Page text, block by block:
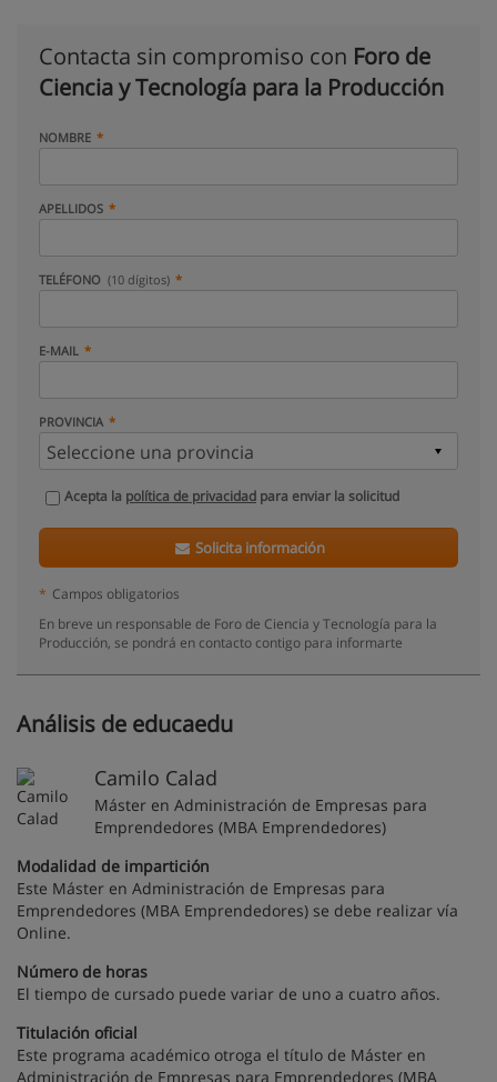
Contacta sin compromiso con Foro de
Ciencia y Tecnología para la Producción
NOMBRE
APELLIDOS
TELÉFONO (10 dígitos)
E-MAIL
PROVINCIA
Acepta la política de privacidad para enviar la solicitud
Solicita información
* Campos obligatorios
En breve un responsable de Foro de Ciencia y Tecnología para la
Producción, se pondrá en contacto contigo para informarte
Análisis de educaedu
Camilo Calad
Máster en Administración de Empresas para
Emprendedores (MBA Emprendedores)
Modalidad de impartición
Este Máster en Administración de Empresas para
Emprendedores (MBA Emprendedores) se debe realizar vía
Online.
Número de horas
El tiempo de cursado puede variar de uno a cuatro años.
Titulación oficial
Este programa académico otroga el título de Máster en
Administración de Empresas para Emprendedores (MBA